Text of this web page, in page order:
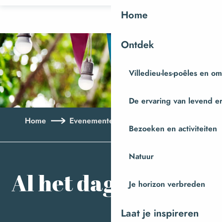
contenu
principal
Home
Ontdek
Villedieu-les-poêles en
De ervaring van levend
Bezoeken en activiteiten
Natuur
Je horizon verbreden
Laat je inspireren
Home Evenementen
Al het dagboek